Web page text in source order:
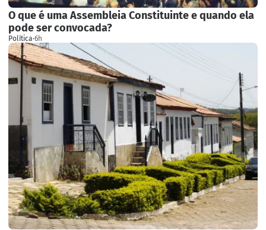
O que é uma Assembleia Constituinte e quando ela
pode ser convocada?
Política·6h